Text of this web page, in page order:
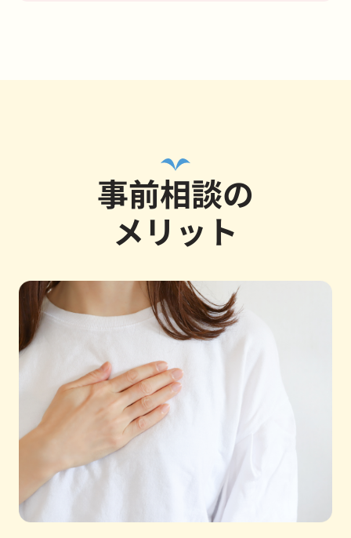
事前相談の
メリット